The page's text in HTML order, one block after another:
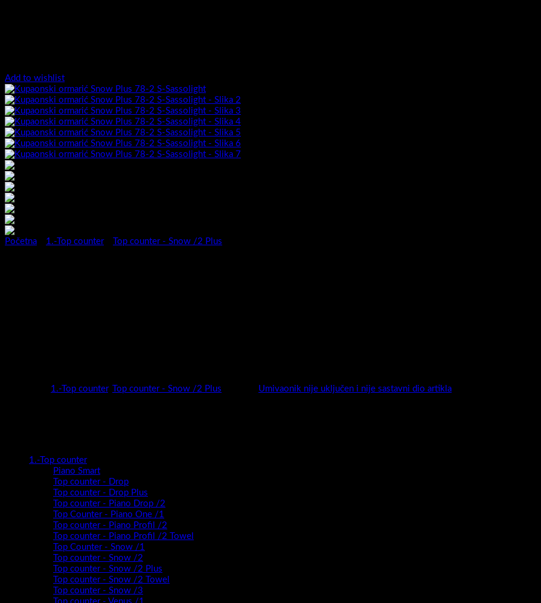
Add to wishlist
Početna 1.-Top counter Top counter - Snow /2 Plus
1.-Top counter, Top counter - Snow /2 Plus Umivaonik nije uključen i nije sastavni dio artikla
1.-Top counter
Piano Smart
Top counter - Drop
Top counter - Drop Plus
Top counter - Piano Drop /2
Top Counter - Piano One /1
Top counter - Piano Profil /2
Top counter - Piano Profil /2 Towel
Top Counter - Snow /1
Top counter - Snow /2
Top counter - Snow /2 Plus
Top counter - Snow /2 Towel
Top counter - Snow /3